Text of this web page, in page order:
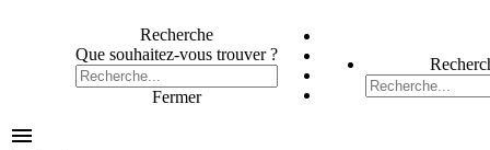
Recherche
Que souhaitez-vous trouver ?
Fermer
